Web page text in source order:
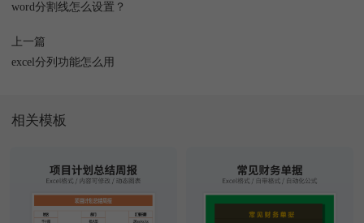
word分割线怎么设置？
上一篇
excel分列功能怎么用
相关模板